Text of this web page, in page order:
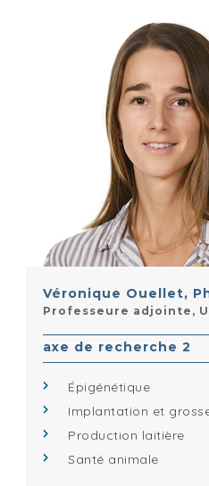
Véronique Ouellet,
Professeure adjointe,
axe de recherche 2
Épigénétique
Implantation et
Production laitière
Santé animale